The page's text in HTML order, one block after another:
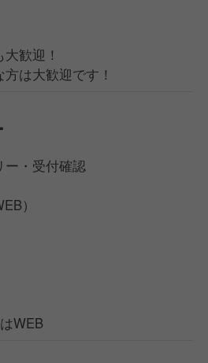
歓迎！
は大歓迎です！
ー・受付確認
）
WEB